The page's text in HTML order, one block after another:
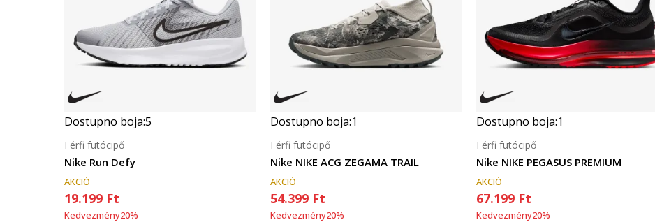
Dostupno boja:5
Nike Run Defy
Férfi futócipő
AKCIÓ
19.199 Ft
Kedvezmény20%
Dostupno boja:1
Nike NIKE ACG ZEGAMA TRAIL
Férfi futócipő
AKCIÓ
54.399 Ft
Kedvezmény20%
Dostupno boja:1
Nike NIKE PEGASUS PREMIUM
Férfi futócipő
AKCIÓ
67.199 Ft
Kedvezmény20%